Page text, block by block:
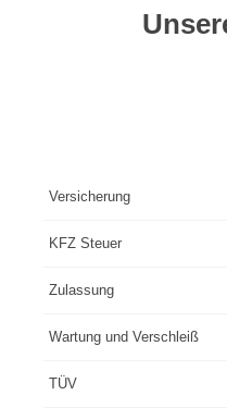
Versicherung
KFZ Steuer
Zulassung
Wartung und Verschleiß
TÜV